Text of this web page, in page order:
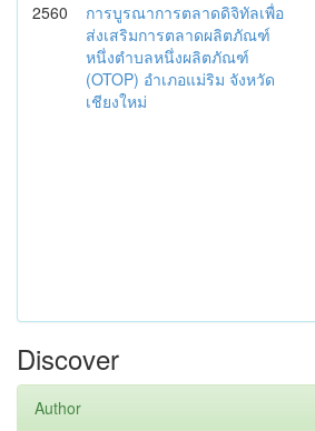
2560
การบูรณาการตลาดดิจิทัลเพื่อ
ส่งเสริมการตลาดผลิตภัณฑ์
หนึ่งตำบลหนึ่งผลิตภัณฑ์
(OTOP) อำเภอแม่ริม จังหวัด
เชียงใหม่
Discover
Author